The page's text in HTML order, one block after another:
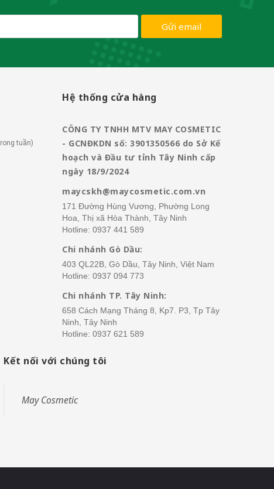
Gửi email
tuần)
Hệ thống cửa hàng
CÔNG TY TNHH MTV MAY COSMETIC
- GCNĐKDN số: 3901350566 do Sở Kế
hoạch và Đầu tư tỉnh Tây Ninh cấp
ngày 18/9/2024
maycskh@maycosmetic.com.vn
171 Đường Hùng Vương, Phường Long
Hoa, Thị xã Hòa Thành, Tây Ninh
Hotline: 0937 441 589
Chi nhánh Gò Dầu:
403 QL22B, Gò Dầu, Tây Ninh, Việt Nam
Hotline: 0937 094 773
Chi nhánh TP. Tây Ninh:
658 Cách Mạng Tháng 8, Kp7. P3, Tp Tây
Ninh, Tây Ninh
Hotline: 0937 621 589
Kết nối với chúng tôi
May Cosmetic